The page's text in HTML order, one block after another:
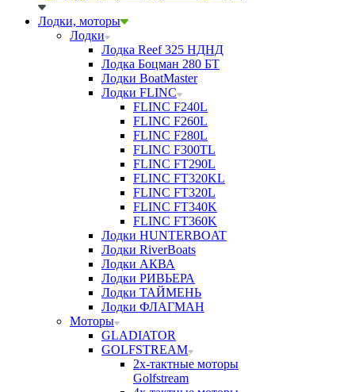
Лодки, моторы
Лодки
Лодка Reef 325 НДНД
Лодка Боцман 280 БТ
Лодки BoatMaster
Лодки FLINC
FLINC F240L
FLINC F260L
FLINC F280L
FLINC F300TL
FLINC FT290L
FLINC FT320KL
FLINC FT320L
FLINC FT340K
FLINC FT360K
Лодки HUNTERBOAT
Лодки RiverBoats
Лодки АКВА
Лодки РИВЬЕРА
Лодки ТАЙМЕНЬ
Лодки ФЛАГМАН
Моторы
GLADIATOR
GOLFSTREAM
2х-тактные моторы
Golfstream